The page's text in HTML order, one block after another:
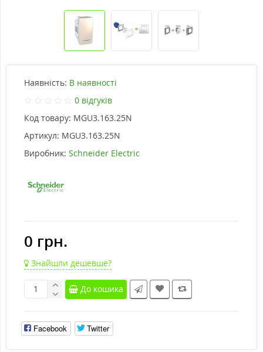
Наявність: В наявності
0 відгуків
Код товару: MGU3.163.25N
Артикул: MGU3.163.25N
Виробник: Schneider Electric
0 грн.
Знайшли дешевше?
До кошика
Facebook Twitter